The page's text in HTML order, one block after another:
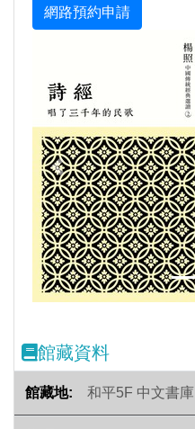
Previous
館藏資料
和平5F 中文書庫